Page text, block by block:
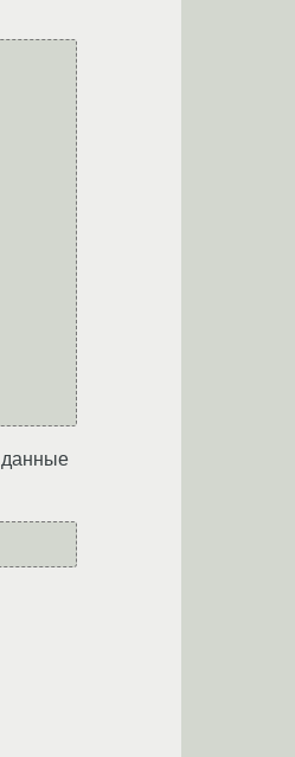
данные